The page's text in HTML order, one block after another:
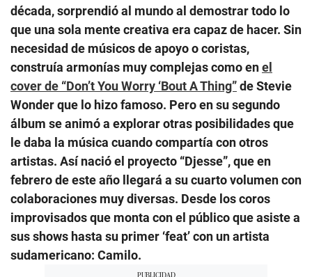
década, sorprendió al mundo al demostrar todo lo
que una sola mente creativa era capaz de hacer. Sin
necesidad de músicos de apoyo o coristas,
construía armonías muy complejas como enel
cover de “Don’t You Worry ‘Bout A Thing”de Stevie
Wonder que lo hizo famoso. Pero en su segundo
álbum se animó a explorar otras posibilidades que
le daba la música cuando compartía con otros
artistas. Así nació el proyecto “Djesse”, que en
febrero de este año llegará a su cuarto volumen con
colaboraciones muy diversas. Desde los coros
improvisados que monta con el público que asiste a
sus shows hasta su primer ‘feat’ con un artista
sudamericano: Camilo.